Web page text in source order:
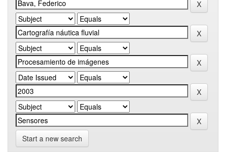
Start a new search